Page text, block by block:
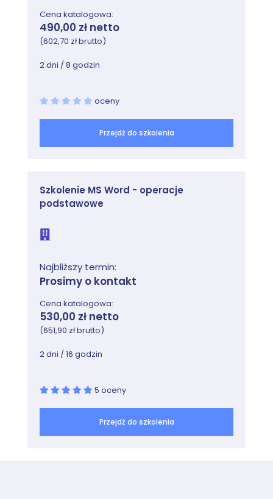
Cena katalogowa:
490,00 zł netto
(602,70 zł brutto)
2 dni / 8 godzin
oceny
Przejdź do szkolenia
Szkolenie MS Word - operacje
podstawowe
Najbliższy termin:
Prosimy o kontakt
Cena katalogowa:
530,00 zł netto
(651,90 zł brutto)
2 dni / 16 godzin
5 oceny
Przejdź do szkolenia